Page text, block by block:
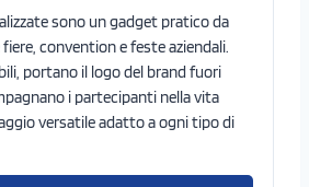
sono un gadget pratico da
convention e feste aziendali.
portano il logo del brand fuori
i partecipanti nella vita
versatile adatto a ogni tipo di